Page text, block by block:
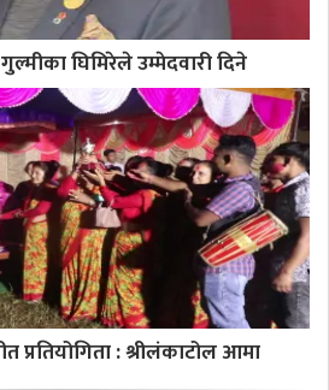
घिमिरेले उम्मेदवारी दिने
प्रतियोगिता : श्रीलंकाटोल आमा